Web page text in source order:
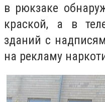
в рюкзаке
краской, а в
зданий с
на рекламу